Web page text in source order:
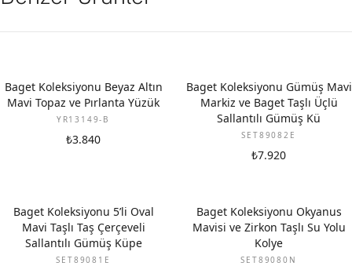
YENI
Baget Koleksiyonu Beyaz Altın
Mavi Topaz ve Pırlanta Yüzük
YR13149-B
₺3.840
Baget Koleksiyonu Gümüş Mavi
Markiz ve Baget Taşlı Üçlü
Sallantılı Gümüş Kü
SET89082E
₺7.920
Baget Koleksiyonu 5’li Oval
Mavi Taşlı Taş Çerçeveli
Sallantılı Gümüş Küpe
SET89081E
Baget Koleksiyonu Okyanus
Mavisi ve Zirkon Taşlı Su Yolu
Kolye
SET89080N